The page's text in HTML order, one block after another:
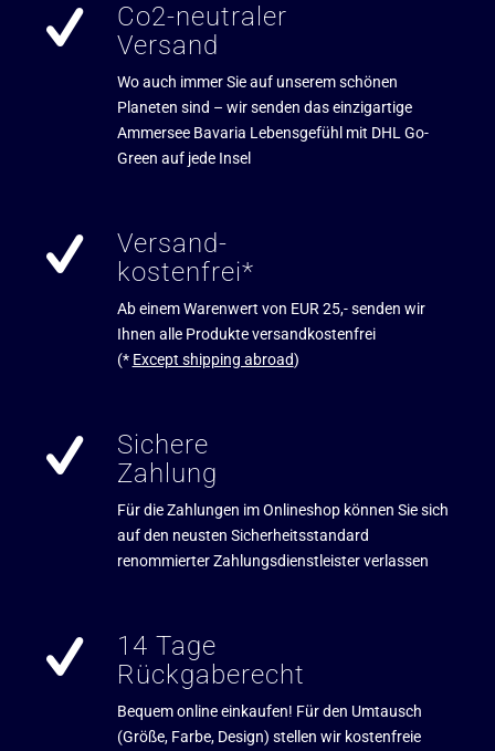
Co2-neutraler
Versand
Wo auch immer Sie auf unserem schönen
Planeten sind – wir senden das einzigartige
Ammersee Bavaria Lebensgefühl mit DHL Go-
Green auf jede Insel
Versand-
kostenfrei*
Ab einem Warenwert von EUR 25,- senden wir
Ihnen alle Produkte versandkostenfrei
(* Except shipping abroad)
Sichere
Zahlung
Für die Zahlungen im Onlineshop können Sie sich
auf den neusten Sicherheitsstandard
renommierter Zahlungsdienstleister verlassen
14 Tage
Rückgaberecht
Bequem online einkaufen! Für den Umtausch
(Größe, Farbe, Design) stellen wir kostenfreie